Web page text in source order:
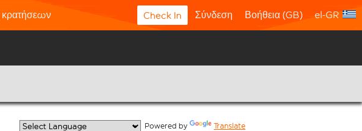
κρατήσεων Check In Σύνδεση Βοήθεια (GB) el-GR
Powered by Translate